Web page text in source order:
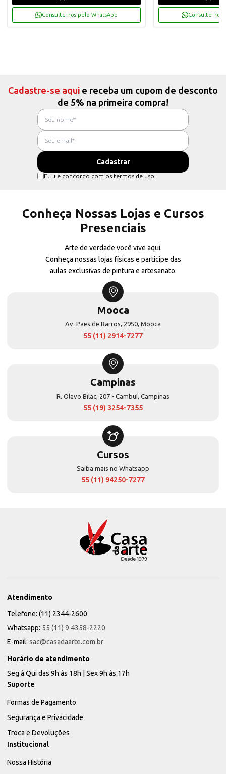
Consulte-nos pelo WhatsApp Consulte-nos
Cadastre-se aqui e receba um cupom de desconto
de 5% na primeira compra!
Eu li e concordo com os termos de uso
Conheça Nossas Lojas e Cursos
Presenciais
Arte de verdade você vive aqui.
Conheça nossas lojas físicas e participe das
aulas exclusivas de pintura e artesanato.
Mooca
Av. Paes de Barros, 2950, Mooca
55 (11) 2914-7277
Campinas
R. Olavo Bilac, 207 - Cambuí, Campinas
55 (19) 3254-7355
Cursos
Saiba mais no Whatsapp
55 (11) 94250-7277
Atendimento
Telefone: (11) 2344-2600
Whatsapp: 55 (11) 9 4358-2220
E-mail: sac@casadaarte.com.br
Horário de atendimento
Seg à Qui das 9h às 18h | Sex 9h às 17h
Suporte
Formas de Pagamento
Segurança e Privacidade
Troca e Devoluções
Institucional
Nossa História